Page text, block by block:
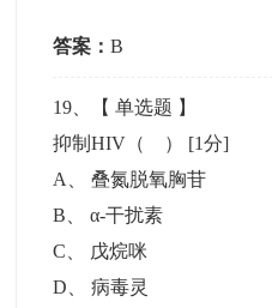
答案：B
19 、【单选题 】
抑制HIV（ ） [1分]
A
、叠氮脱氧胸苷
B 、α-干扰素
C
戊烷咪
D 、病毒灵